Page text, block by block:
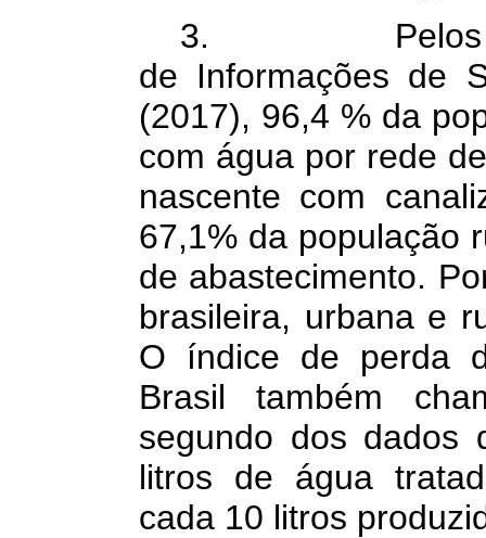
3. Pelos
de Informações de
(2017), 96,4 % da
com água por rede
nascente com
67,1% da população
de abastecimento.
brasileira, urbana e
O índice de perda
Brasil também
segundo dos dados
litros de água
cada 10 litros